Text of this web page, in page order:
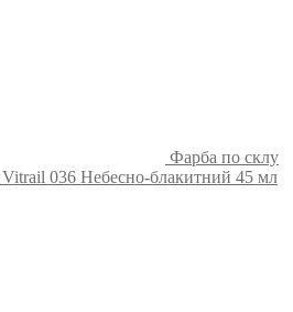
Фарба по склу
Vitrail 036 Небесно-блакитний 45 мл